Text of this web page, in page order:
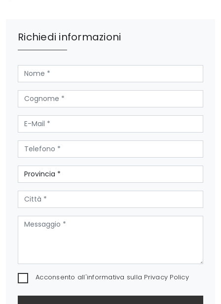
Richiedi informazioni
Acconsento all'informativa sulla Privacy Policy